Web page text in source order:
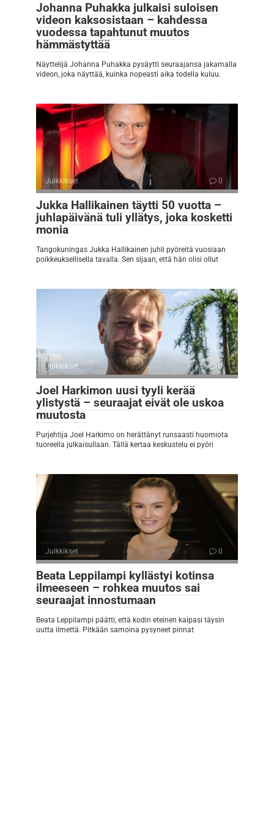
Johanna Puhakka julkaisi suloisen
videon kaksosistaan – kahdessa
vuodessa tapahtunut muutos
hämmästyttää
Näyttelijä Johanna Puhakka pysäytti seuraajansa jakamalla
videon, joka näyttää, kuinka nopeasti aika todella kuluu.
Julkkikset 0
Jukka Hallikainen täytti 50 vuotta –
juhlapäivänä tuli yllätys, joka kosketti
monia
Tangokuningas Jukka Hallikainen juhli pyöreitä vuosiaan
poikkeuksellisella tavalla. Sen sijaan, että hän olisi ollut
Julkkikset 0
Joel Harkimon uusi tyyli kerää
ylistystä – seuraajat eivät ole uskoa
muutosta
Purjehtija Joel Harkimo on herättänyt runsaasti huomiota
tuoreella julkaisullaan. Tällä kertaa keskustelu ei pyöri
Julkkikset 0
Beata Leppilampi kyllästyi kotinsa
ilmeeseen – rohkea muutos sai
seuraajat innostumaan
Beata Leppilampi päätti, että kodin eteinen kaipasi täysin
uutta ilmettä. Pitkään samoina pysyneet pinnat